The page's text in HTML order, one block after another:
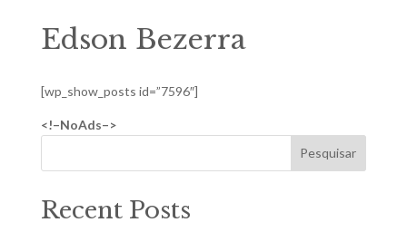
Edson Bezerra
[wp_show_posts id=”7596″]
<!–NoAds–>
Pesquisar
Recent Posts